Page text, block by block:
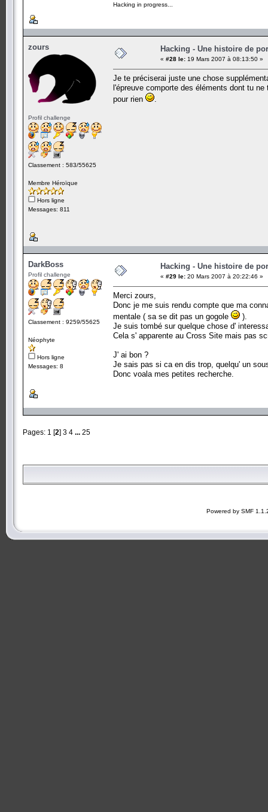
Hacking in progress...
zours
Profil challenge
Classement : 583/55625
Membre Héroïque
Hors ligne
Messages: 811
Hacking - Une histoire de
« #28 le: 19 Mars 2007 à 08:13:50 »
Je te préciserai juste une chose
l'épreuve comporte des éléments dont tu
pour rien
DarkBoss
Profil challenge
Classement : 9259/55625
Néophyte
Hors ligne
Messages: 8
Hacking - Une histoire de
« #29 le: 20 Mars 2007 à 20:22:46 »
Merci zours,
Donc je me suis rendu compte que ma
mentale ( sa se dit pas un gogole
).
Je suis tombé sur quelque chose d'
Cela s' apparente au Cross Site mais pas
J' ai bon ?
Je sais pas si ca en dis trop, quelqu' un
Donc voala mes petites recherche.
Pages: 1 [2] 3 4 ... 25
Powered by SMF